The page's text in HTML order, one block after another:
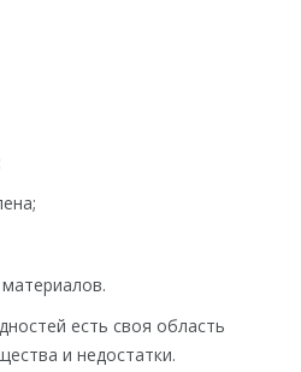
есть своя область
и недостатки.